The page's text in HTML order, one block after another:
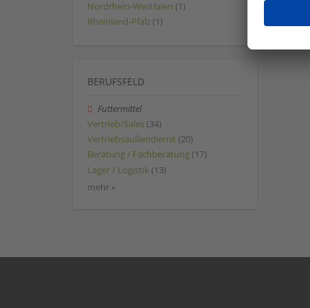
Nordrhein-Westfalen (1)
Rheinland-Pfalz (1)
BERUFSFELD
Futtermittel
Vertrieb/Sales (34)
Vertriebsaußendienst (20)
Beratung / Fachberatung (17)
Lager / Logistik (13)
mehr »